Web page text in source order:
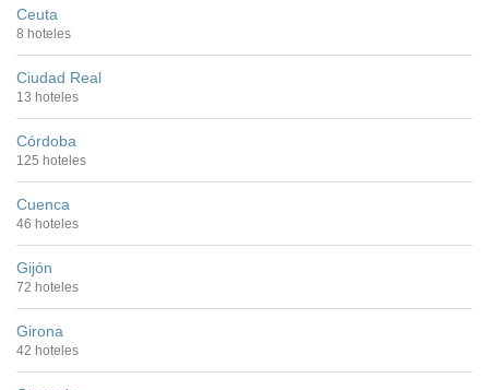
Ceuta
8 hoteles
Ciudad Real
13 hoteles
Córdoba
125 hoteles
Cuenca
46 hoteles
Gijón
72 hoteles
Girona
42 hoteles